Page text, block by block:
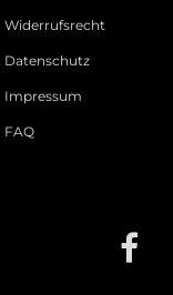
Widerrufsrecht
Datenschutz
Impressum
FAQ